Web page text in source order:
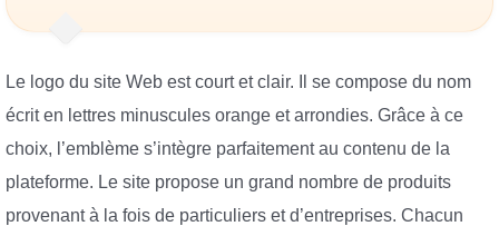
Le logo du site Web est court et clair. Il se compose du nom
écrit en lettres minuscules orange et arrondies. Grâce à ce
choix, l’emblème s’intègre parfaitement au contenu de la
plateforme. Le site propose un grand nombre de produits
provenant à la fois de particuliers et d’entreprises. Chacun